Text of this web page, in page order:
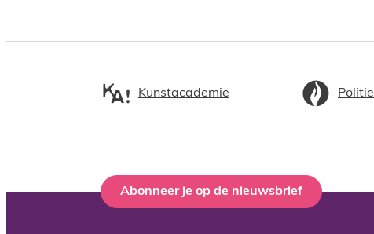
Kunstacademie Politie
Abonneer je op de nieuwsbrief